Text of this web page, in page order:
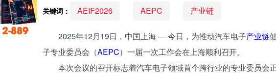
关键词： AEIF2026 AEPC 产业链
2025年12月19日，中国上海 — 今日，为推动汽车电子产业链
子专业委员会（AEPC）一届一次工作会在上海顺利召开。
本次会议的召开标志着汽车电子领域首个跨行业的专业委员会